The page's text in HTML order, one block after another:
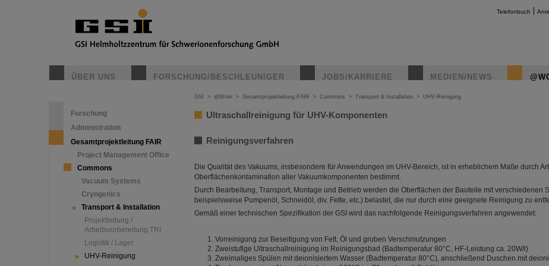
Telefonbuch
ÜBER UNS FORSCHUNG/BESCHLEUNIGER JOBS/KARRIERE MEDIEN/NEWS
Forschung
Administration
Gesamtprojektleitung FAIR
Project Management Office
Commons
Vacuum Systems
Cryogenics
Transport & Installation
Projektleitung /
Arbeitsvorbereitung TRI
Logistik / Lager
UHV-Reinigung
GSI > @Work > Gesamtprojektleitung FAIR > Commons > Transport & Installation > UHV-Reinigung
Ultraschallreinigung für UHV-Komponenten
Reinigungsverfahren
Die Qualität des Vakuums, insbesondere für Anwendungen im UHV-Bereich, ist in erheblichem Maße durch
Oberflächenkontamination aller Vakuumkomponenten bestimmt.
Durch Bearbeitung, Transport, Montage und Betrieb werden die Oberflächen der Bauteile mit verschiedenen
beispielsweise Pumpenöl, Schneidöl, div. Fette, etc.) belastet, die nur durch eine geeignete Reinigung zu
Gemäß einer technischen Spezifikation der GSI wird das nachfolgende Reinigungsverfahren angewendet:
Vorreinigung zur Beseitigung von Fett, Öl und groben Verschmutzungen
Zweistufige Ultraschallreinigung im Reinigungsbad (Badtemperatur 80°C, HF-Leistung ca. 20W/l)
Zweimaliges Spülen mit deionisiertem Wasser (Badtemperatur 80°C), anschließend Duschen mit